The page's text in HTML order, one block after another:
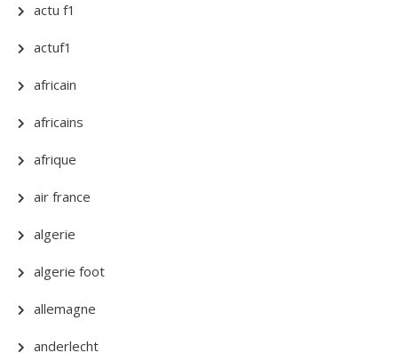
actu f1
actuf1
africain
africains
afrique
air france
algerie
algerie foot
allemagne
anderlecht